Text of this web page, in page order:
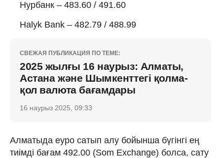
Нурбанк – 483.60 / 491.60
Halyk Bank – 482.79 / 488.99
СВЕЖАЯ ПУБЛИКАЦИЯ ПО ТЕМЕ:
2025 жылғы 16 наурыз: Алматы,
Астана және Шымкенттегі қолма-
қол валюта бағамдары
16 наурыз 2025, 09:33
Алматыда еуро сатып алу бойынша бүгінгі ең
тиімді бағам 492.00 (Som Exchange) болса, сату